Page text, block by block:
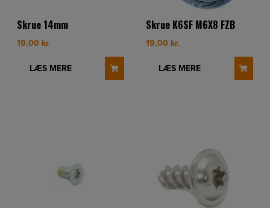
Skrue 14mm
19,00 kr.
LÆS MERE
Skrue K6SF M6X8 FZB
19,00 kr.
LÆS MERE